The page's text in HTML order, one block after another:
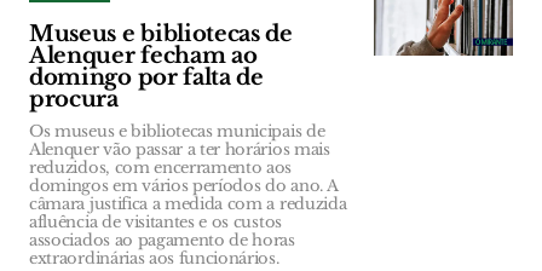
Museus e bibliotecas de
Alenquer fecham ao
domingo por falta de
procura
Os museus e bibliotecas municipais de
Alenquer vão passar a ter horários mais
reduzidos, com encerramento aos
domingos em vários períodos do ano. A
câmara justifica a medida com a reduzida
afluência de visitantes e os custos
associados ao pagamento de horas
extraordinárias aos funcionários.